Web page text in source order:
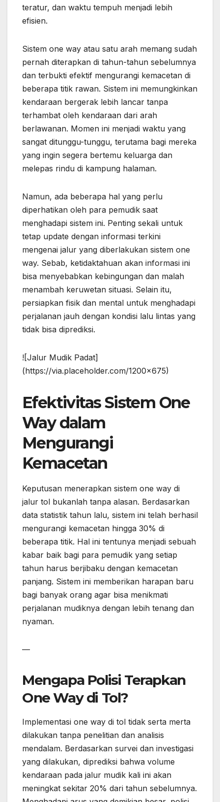
teratur, dan waktu tempuh menjadi lebih
efisien.
Sistem one way atau satu arah memang sudah
pernah diterapkan di tahun-tahun sebelumnya
dan terbukti efektif mengurangi kemacetan di
beberapa titik rawan. Sistem ini memungkinkan
kendaraan bergerak lebih lancar tanpa
terhambat oleh kendaraan dari arah
berlawanan. Momen ini menjadi waktu yang
sangat ditunggu-tunggu, terutama bagi mereka
yang ingin segera bertemu keluarga dan
melepas rindu di kampung halaman.
Namun, ada beberapa hal yang perlu
diperhatikan oleh para pemudik saat
menghadapi sistem ini. Penting sekali untuk
tetap update dengan informasi terkini
mengenai jalur yang diberlakukan sistem one
way. Sebab, ketidaktahuan akan informasi ini
bisa menyebabkan kebingungan dan malah
menambah keruwetan situasi. Selain itu,
persiapkan fisik dan mental untuk menghadapi
perjalanan jauh dengan kondisi lalu lintas yang
tidak bisa diprediksi.
![Jalur Mudik Padat]
(https://via.placeholder.com/1200×675)
Efektivitas Sistem One
Way dalam
Mengurangi
Kemacetan
Keputusan menerapkan sistem one way di
jalur tol bukanlah tanpa alasan. Berdasarkan
data statistik tahun lalu, sistem ini telah berhasil
mengurangi kemacetan hingga 30% di
beberapa titik. Hal ini tentunya menjadi sebuah
kabar baik bagi para pemudik yang setiap
tahun harus berjibaku dengan kemacetan
panjang. Sistem ini memberikan harapan baru
bagi banyak orang agar bisa menikmati
perjalanan mudiknya dengan lebih tenang dan
nyaman.
—
Mengapa Polisi Terapkan
One Way di Tol?
Implementasi one way di tol tidak serta merta
dilakukan tanpa penelitian dan analisis
mendalam. Berdasarkan survei dan investigasi
yang dilakukan, diprediksi bahwa volume
kendaraan pada jalur mudik kali ini akan
meningkat sekitar 20% dari tahun sebelumnya.